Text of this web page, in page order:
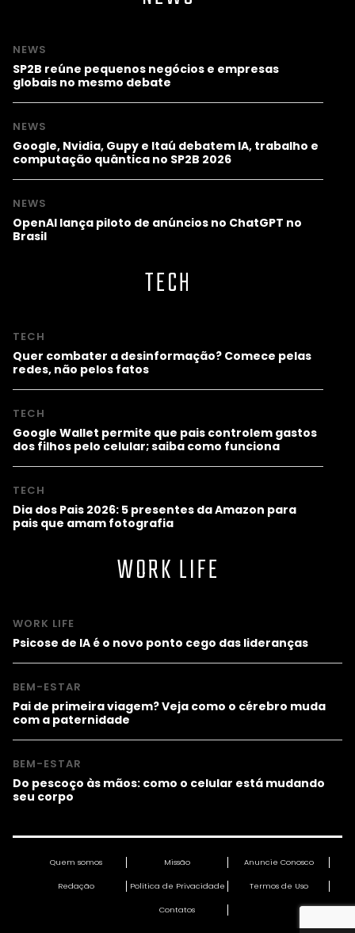
NEWS
SP2B reúne pequenos negócios e empresas
globais no mesmo debate
NEWS
Google, Nvidia, Gupy e Itaú debatem IA, trabalho e
computação quântica no SP2B 2026
NEWS
OpenAI lança piloto de anúncios no ChatGPT no
Brasil
TECH
TECH
Quer combater a desinformação? Comece pelas
redes, não pelos fatos
TECH
Google Wallet permite que pais controlem gastos
dos filhos pelo celular; saiba como funciona
TECH
Dia dos Pais 2026: 5 presentes da Amazon para
pais que amam fotografia
WORK LIFE
WORK LIFE
Psicose de IA é o novo ponto cego das lideranças
BEM-ESTAR
Pai de primeira viagem? Veja como o cérebro muda
com a paternidade
BEM-ESTAR
Do pescoço às mãos: como o celular está mudando
seu corpo
Quem somos Missão Anuncie Conosco
Redação Política de Privacidade Termos de Uso
Contatos